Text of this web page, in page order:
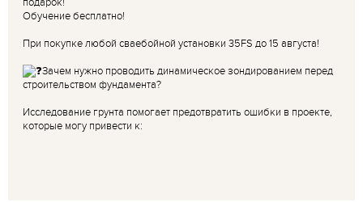
подарок!
Обучение бесплатно!
При покупке любой сваебойной установки 35FS до 15 августа!
Зачем нужно проводить динамическое зондированием перед
строительством фундамента?
Исследование грунта помогает предотвратить ошибки в проекте,
которые могу привести к: